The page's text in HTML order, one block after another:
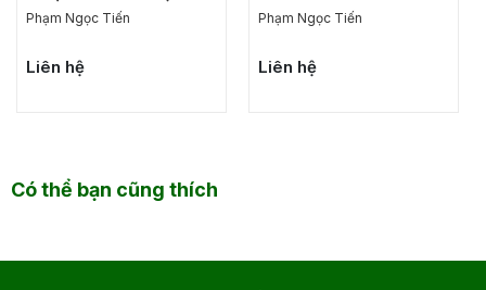
Phạm Ngọc Tiến
Liên hệ
Phạm Ngọc Tiến
Liên hệ
Có thể bạn cũng thích